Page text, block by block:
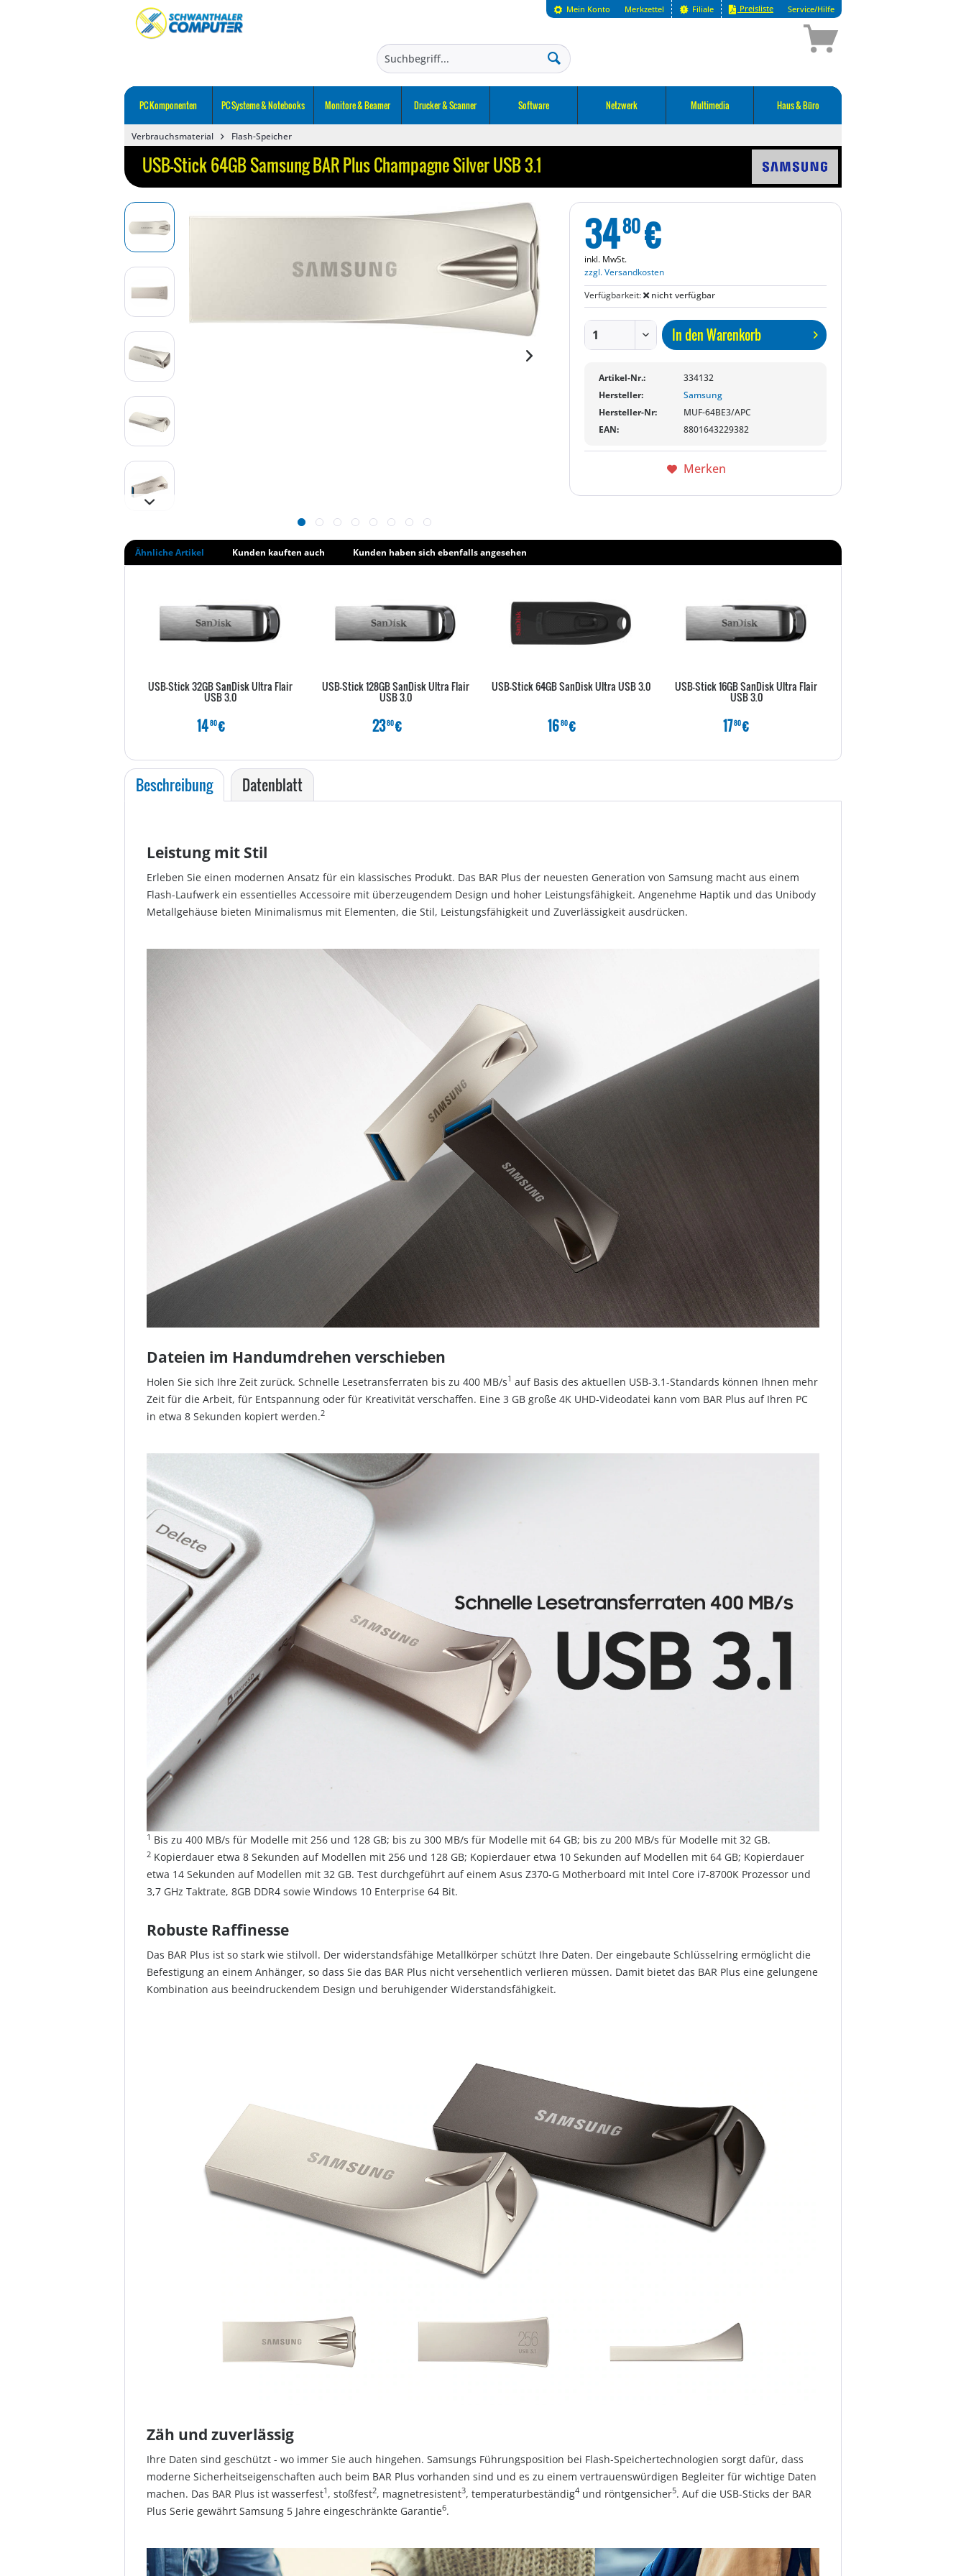
Mein Konto Merkzettel Filiale Preisliste Service/Hilfe
PC Komponenten PC Systeme & Notebooks Monitore & Beamer Drucker & Scanner Software Netzwerk Multimedia Haus & Büro
Verbrauchsmaterial Flash-Speicher
USB-Stick 64GB Samsung BAR Plus Champagne Silver USB 3.1
3480€
inkl. MwSt.
zzgl. Versandkosten
Verfügbarkeit:
nicht verfügbar
In denWarenkorb
Artikel-Nr.:
334132
Hersteller:
Samsung
Hersteller-Nr:
MUF-64BE3/APC
EAN:
8801643229382
Merken
Ähnliche Artikel Kunden kauften auch Kunden haben sich ebenfalls angesehen
USB-Stick 32GB SanDisk Ultra Flair
USB 3.0
1480€
USB-Stick 128GB SanDisk Ultra Flair
USB 3.0
2380€
USB-Stick 64GB SanDisk Ultra USB 3.0
1680€
USB-Stick 16GB SanDisk Ultra Flair
USB 3.0
1780€
Beschreibung Datenblatt
Leistung mit Stil
Erleben Sie einen modernen Ansatz für ein klassisches Produkt. Das BAR Plus der neuesten Generation von Samsung macht aus einem
Flash-Laufwerk ein essentielles Accessoire mit überzeugendem Design und hoher Leistungsfähigkeit. Angenehme Haptik und das Unibody
Metallgehäuse bieten Minimalismus mit Elementen, die Stil, Leistungsfähigkeit und Zuverlässigkeit ausdrücken.
Dateien im Handumdrehen verschieben
Holen Sie sich Ihre Zeit zurück. Schnelle Lesetransferraten bis zu 400 MB/s1 auf Basis des aktuellen USB-3.1-Standards können Ihnen mehr
Zeit für die Arbeit, für Entspannung oder für Kreativität verschaffen. Eine 3 GB große 4K UHD-Videodatei kann vom BAR Plus auf Ihren PC
in etwa 8 Sekunden kopiert werden.2
1 Bis zu 400 MB/s für Modelle mit 256 und 128 GB; bis zu 300 MB/s für Modelle mit 64 GB; bis zu 200 MB/s für Modelle mit 32 GB.
2 Kopierdauer etwa 8 Sekunden auf Modellen mit 256 und 128 GB; Kopierdauer etwa 10 Sekunden auf Modellen mit 64 GB; Kopierdauer
etwa 14 Sekunden auf Modellen mit 32 GB. Test durchgeführt auf einem Asus Z370-G Motherboard mit Intel Core i7-8700K Prozessor und
3,7 GHz Taktrate, 8GB DDR4 sowie Windows 10 Enterprise 64 Bit.
Robuste Raffinesse
Das BAR Plus ist so stark wie stilvoll. Der widerstandsfähige Metallkörper schützt Ihre Daten. Der eingebaute Schlüsselring ermöglicht die
Befestigung an einem Anhänger, so dass Sie das BAR Plus nicht versehentlich verlieren müssen. Damit bietet das BAR Plus eine gelungene
Kombination aus beeindruckendem Design und beruhigender Widerstandsfähigkeit.
Zäh und zuverlässig
Ihre Daten sind geschützt - wo immer Sie auch hingehen. Samsungs Führungsposition bei Flash‑Speichertechnologien sorgt dafür, dass
moderne Sicherheitseigenschaften auch beim BAR Plus vorhanden sind und es zu einem vertrauenswürdigen Begleiter für wichtige Daten
machen. Das BAR Plus ist wasserfest1 , stoßfest2, magnetresistent3, temperaturbeständig4 und röntgensicher5. Auf die USB-Sticks der BAR
Plus Serie gewährt Samsung 5 Jahre eingeschränkte Garantie6.